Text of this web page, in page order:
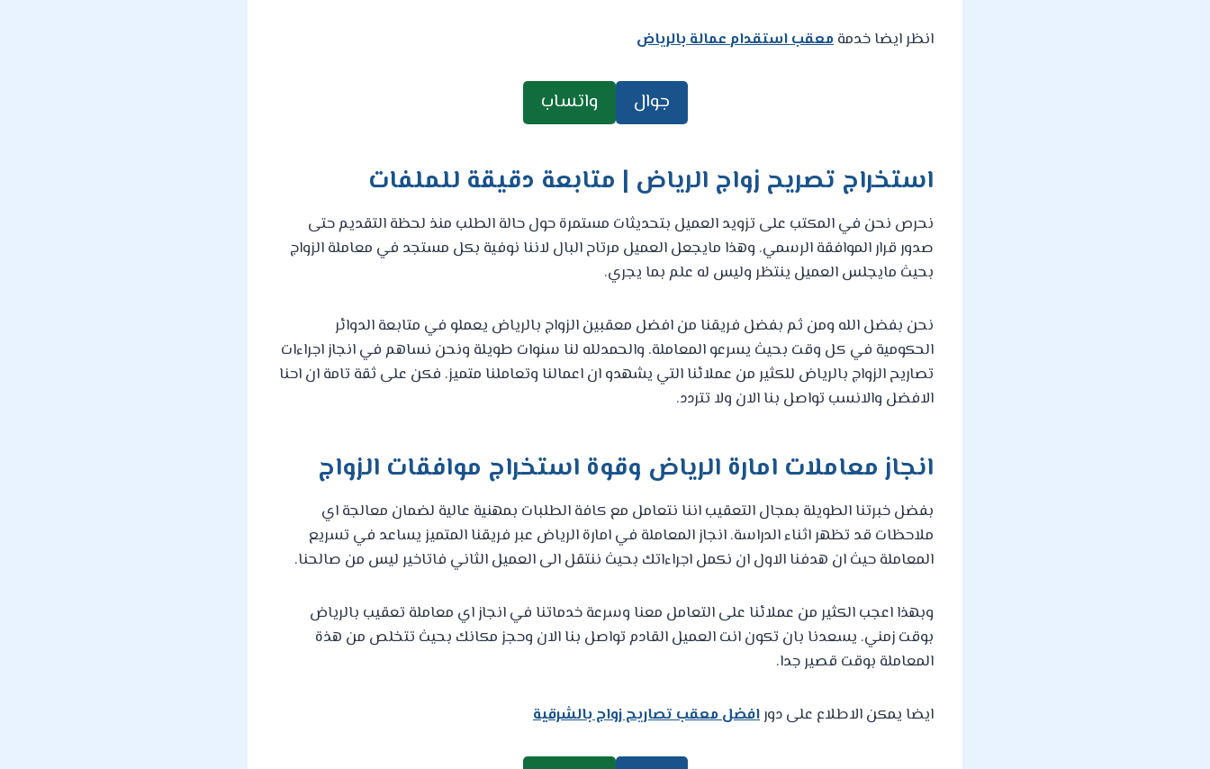
انظر ايضا خدمةمعقب استقدام عمالة بالرياض
جوال واتساب
استخراج تصريح زواج الرياض | متابعة دقيقة للملفات
نحرص نحن في المكتب على تزويد العميل بتحديثات مستمرة حول حالة الطلب منذ لحظة التقديم حتى
صدور قرار الموافقة الرسمي. وهذا مايجعل العميل مرتاح البال لاننا نوفية بكل مستجد في معاملة الزواج
بحيث مايجلس العميل ينتظر وليس له علم بما يجري.
نحن بفضل الله ومن ثم بفضل فريقنا من افضل معقبين الزواج بالرياض يعملو في متابعة الدوائر
الحكومية في كل وقت بحيث يسرعو المعاملة. والحمدلله لنا سنوات طويلة ونحن نساهم في انجاز اجراءات
تصاريح الزواج بالرياض للكثير من عملائنا التي يشهدو ان اعمالنا وتعاملنا متميز. فكن على ثقة تامة ان احنا
الافضل والانسب تواصل بنا الان ولا تتردد.
انجاز معاملات امارة الرياض وقوة استخراج موافقات الزواج
بفضل خبرتنا الطويلة بمجال التعقيب اننا نتعامل مع كافة الطلبات بمهنية عالية لضمان معالجة اي
ملاحظات قد تظهر اثناء الدراسة. انجاز المعاملة في امارة الرياض عبر فريقنا المتميز يساعد في تسريع
المعاملة حيث ان هدفنا الاول ان نكمل اجراءاتك بحيث ننتقل الى العميل الثاني فاتاخير ليس من صالحنا.
وبهذا اعجب الكثير من عملائنا على التعامل معنا وسرعة خدماتنا في انجاز اي معاملة تعقيب بالرياض
بوقت زمني. يسعدنا بان تكون انت العميل القادم تواصل بنا الان وحجز مكانك بحيث تتخلص من هذة
المعاملة بوقت قصير جدا.
ايضا يمكن الاطلاع على دورافضل معقب تصاريح زواج بالشرقية